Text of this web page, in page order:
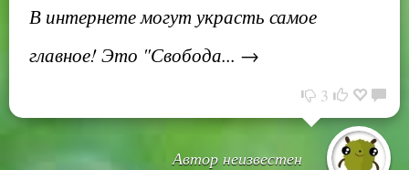
В интернете могут украсть самое
главное! Это "Свобода... →
3
Автор неизвестен